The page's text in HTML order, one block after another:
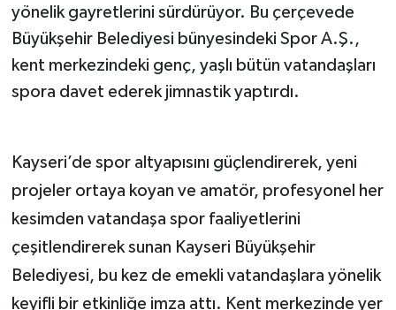
yönelik gayretlerini sürdürüyor. Bu çerçevede
Büyükşehir Belediyesi bünyesindeki Spor A.Ş.,
kent merkezindeki genç, yaşlı bütün vatandaşları
spora davet ederek jimnastik yaptırdı.
Kayseri’de spor altyapısını güçlendirerek, yeni
projeler ortaya koyan ve amatör, profesyonel her
kesimden vatandaşa spor faaliyetlerini
çeşitlendirerek sunan Kayseri Büyükşehir
Belediyesi, bu kez de emekli vatandaşlara yönelik
keyifli bir etkinliğe imza attı. Kent merkezinde yer